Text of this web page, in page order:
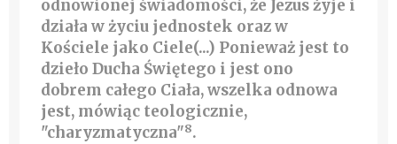
odnowionej świadomości, że Jezus żyje i
działa w życiu jednostek oraz w
Kościele jako Ciele(...) Ponieważ jest to
dzieło Ducha Świętego i jest ono
dobrem całego Ciała, wszelka odnowa
jest, mówiąc teologicznie,
"charyzmatyczna"8.